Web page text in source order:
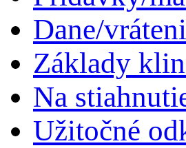
Dane/
Základy
Na
Užitočné